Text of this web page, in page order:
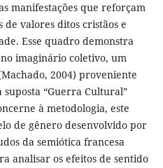
manifestações que reforçam
valores ditos cristãos e
Esse quadro demonstra
imaginário coletivo, um
2004) proveniente
“Guerra Cultural”
à metodologia, este
de gênero desenvolvido por
da semiótica francesa
analisar os efeitos de sentido